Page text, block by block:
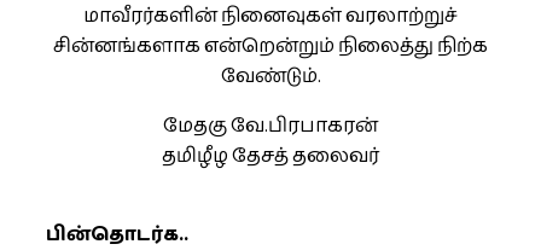
மாவீரர்களின் நினைவுகள் வரலாற்றுச்
சின்னங்களாக என்றென்றும் நிலைத்து நிற்க
வேண்டும்.
மேதகு வே.பிரபாகரன்
தமிழீழ தேசத் தலைவர்
பின்தொடர்க..